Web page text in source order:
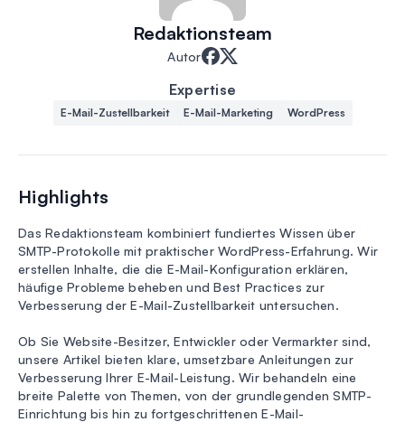
Redaktionsteam
Autor
Expertise
E-Mail-Zustellbarkeit E-Mail-Marketing WordPress
Highlights
Das Redaktionsteam kombiniert fundiertes Wissen über
SMTP-Protokolle mit praktischer WordPress-Erfahrung. Wir
erstellen Inhalte, die die E-Mail-Konfiguration erklären,
häufige Probleme beheben und Best Practices zur
Verbesserung der E-Mail-Zustellbarkeit untersuchen.
Ob Sie Website-Besitzer, Entwickler oder Vermarkter sind,
unsere Artikel bieten klare, umsetzbare Anleitungen zur
Verbesserung Ihrer E-Mail-Leistung. Wir behandeln eine
breite Palette von Themen, von der grundlegenden SMTP-
Einrichtung bis hin zu fortgeschrittenen E-Mail-